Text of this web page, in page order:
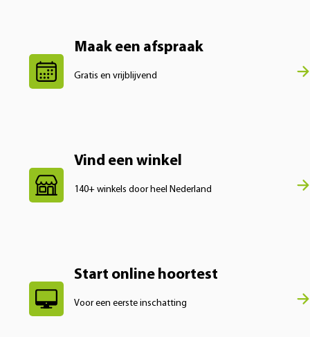
Maak een afspraak
Gratis en vrijblijvend
Vind een winkel
140+ winkels door heel Nederland
Start online hoortest
Voor een eerste inschatting